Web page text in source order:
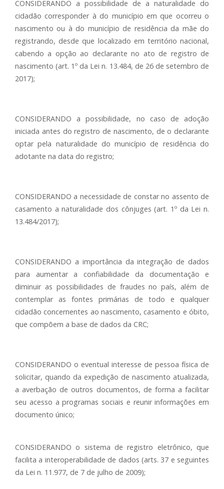
CONSIDERANDO a possibilidade de a naturalidade do
cidadão corresponder à do município em que ocorreu o
nascimento ou à do município de residência da mãe do
registrando, desde que localizado em território nacional,
cabendo a opção ao declarante no ato de registro de
nascimento (art. 1º da Lei n. 13.484, de 26 de setembro de
2017);
CONSIDERANDO a possibilidade, no caso de adoção
iniciada antes do registro de nascimento, de o declarante
optar pela naturalidade do município de residência do
adotante na data do registro;
CONSIDERANDO a necessidade de constar no assento de
casamento a naturalidade dos cônjuges (art. 1º da Lei n.
13.484/2017);
CONSIDERANDO a importância da integração de dados
para aumentar a confiabilidade da documentação e
diminuir as possibilidades de fraudes no país, além de
contemplar as fontes primárias de todo e qualquer
cidadão concernentes ao nascimento, casamento e óbito,
que compõem a base de dados da CRC;
CONSIDERANDO o eventual interesse de pessoa física de
solicitar, quando da expedição de nascimento atualizada,
a averbação de outros documentos, de forma a facilitar
seu acesso a programas sociais e reunir informações em
documento único;
CONSIDERANDO o sistema de registro eletrônico, que
facilita a interoperabilidade de dados (arts. 37 e seguintes
da Lei n. 11.977, de 7 de julho de 2009);